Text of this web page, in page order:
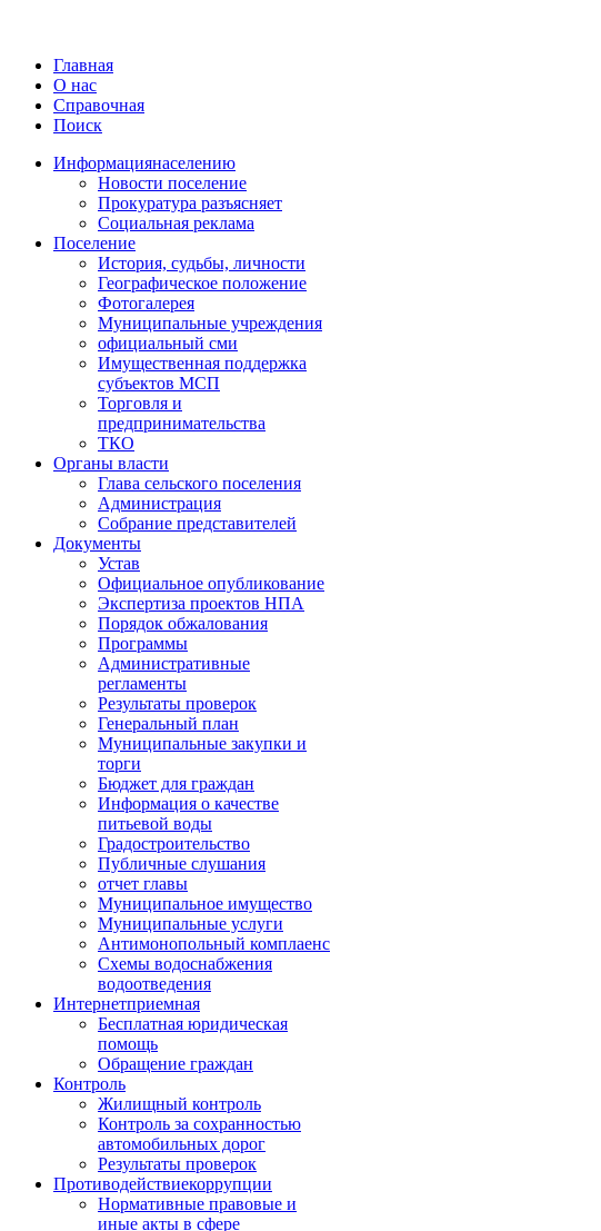
Главная
О нас
Справочная
Поиск
Информациянаселению
Новости поселение
Прокуратура разъясняет
Социальная реклама
Поселение
История, судьбы, личности
Географическое положение
Фотогалерея
Муниципальные учреждения
официальный сми
Имущественная поддержка
субъектов МСП
Торговля и
предпринимательства
ТКО
Органы власти
Глава сельского поселения
Администрация
Собрание представителей
Документы
Устав
Официальное опубликование
Экспертиза проектов НПА
Порядок обжалования
Программы
Административные
регламенты
Результаты проверок
Генеральный план
Муниципальные закупки и
торги
Бюджет для граждан
Информация о качестве
питьевой воды
Градостроительство
Публичные слушания
отчет главы
Муниципальное имущество
Муниципальные услуги
Антимонопольный комплаенс
Схемы водоснабжения
водоотведения
Интернетприемная
Бесплатная юридическая
помощь
Обращение граждан
Контроль
Жилищный контроль
Контроль за сохранностью
автомобильных дорог
Результаты проверок
Противодействиекоррупции
Нормативные правовые и
иные акты в сфере